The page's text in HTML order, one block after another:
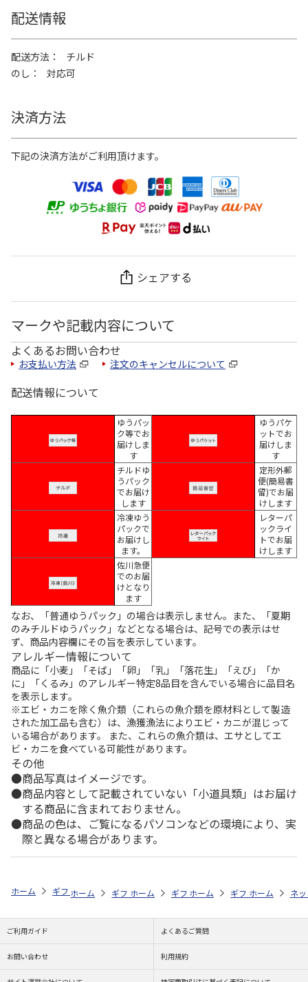
配送情報
配送方法
チルド
のし
対応可
決済方法
下記の決済方法がご利用頂けます。
シェアする
マークや記載内容について
よくあるお問い合わせ
お支払い方法 注文のキャンセルについて
配送情報について
ゆうパッ
ク等でお
届けしま
す
ゆうパケ
ットでお
届けしま
す
チルドゆ
うパック
でお届け
します
定形外郵
便(簡易書
留)でお届
けします
冷凍ゆう
パックで
お届けし
ます。
レターパ
ックライ
トでお届
けします
佐川急便
でのお届
けとなり
ます
なお、「普通ゆうパック」の場合は表示しません。また、「夏期
のみチルドゆうパック」などとなる場合は、記号での表示はせ
ず、商品内容欄にその旨を表示しています。
アレルギー情報について
商品に「小麦」「そば」「卵」「乳」「落花生」「えび」「か
に」「くるみ」のアレルギー特定8品目を含んでいる場合に品目名
を表示します。
※エビ・カニを除く魚介類（これらの魚介類を原材料として製造
された加工品も含む）は、漁獲漁法によりエビ・カニが混じって
いる場合があります。 また、これらの魚介類は、エサとしてエ
ビ・カニを食べている可能性があります。
その他
商品写真はイメージです。
商品内容として記載されていない「小道具類」はお届け
する商品に含まれておりません。
商品の色は、ご覧になるパソコンなどの環境により、実
際と異なる場合があります。
ホーム ギフトストア お中元・夏ギフト特集 2026 ハム・お肉 ＜
ホーム ギフトストア お中元・夏ギフト特集 2026
ホーム ギフトストア お中元・夏ギフト
ホーム ギフトストア お
ホーム ネ
ご利用ガイド よくあるご質問
お問い合わせ 利用規約